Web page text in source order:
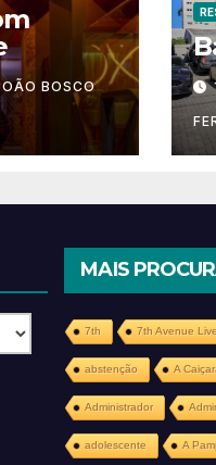
BOSCO
MAIS
7th 7th Avenue
abstenção A
Administrador
adolescente A